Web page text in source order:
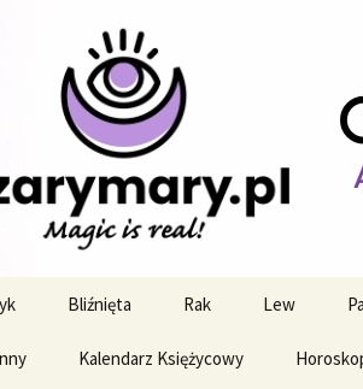
i
przepowiednie astrologiczne
Bliźnięta Rak Lew
Kalendarz Księżycowy